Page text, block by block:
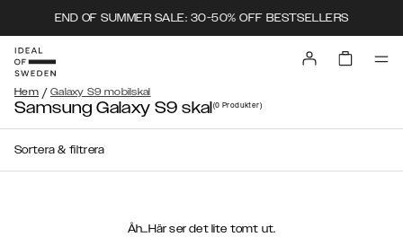
END OF SUMMER SALE: 30-50% OFF BESTSELLERS
Hem / Galaxy S9 mobilskal
Samsung Galaxy S9 skal(0Produkter)
Sortera & filtrera
Åh...Här ser det lite tomt ut.